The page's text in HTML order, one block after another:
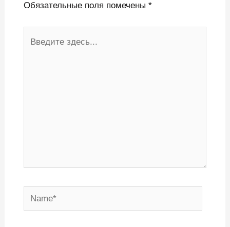
Обязательные поля помечены *
Name*